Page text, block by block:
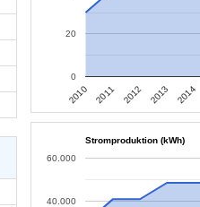
2010 2011 2012 2013 2014
0
20
Stromproduktion (kWh)
40.000
60.000